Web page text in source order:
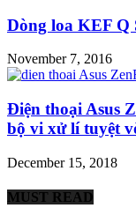
Dòng loa KEF Q
November 7, 2016
Điện thoại Asus
bộ vi xử lí tuyệt
December 15, 2018
MUST READ